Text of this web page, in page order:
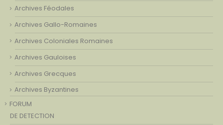
Archives Féodales
Archives Gallo-Romaines
Archives Coloniales Romaines
Archives Gauloises
Archives Grecques
Archives Byzantines
FORUM
DE DETECTION